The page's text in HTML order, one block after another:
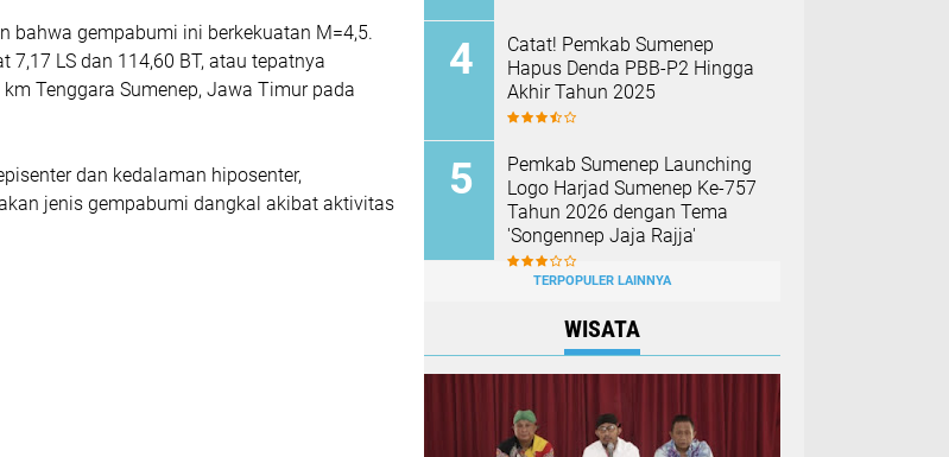
bahwa gempabumi ini berkekuatan M=4,5.
7,17 LS dan 114,60 BT, atau tepatnya
Tenggara Sumenep, Jawa Timur pada
dan kedalaman hiposenter,
jenis gempabumi dangkal akibat aktivitas
Catat! Pemkab Sumenep
Hapus Denda PBB-P2 Hingga
Akhir Tahun 2025
Pemkab Sumenep Launching
Logo Harjad Sumenep Ke-757
Tahun 2026 dengan Tema
'Songennep Jaja Rajja'
TERPOPULER LAINNYA
WISATA